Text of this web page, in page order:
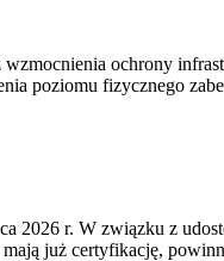
ochrony
poziomu fizycznego
2026 r. W związku z
już certyfikację,